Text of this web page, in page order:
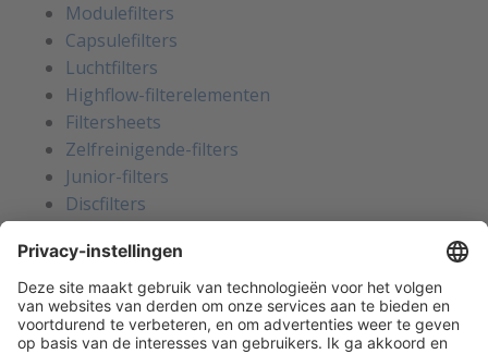
Modulefilters
Capsulefilters
Luchtfilters
Highflow-filterelementen
Filtersheets
Zelfreinigende-filters
Junior-filters
Discfilters
Filterhuizen
Filtratiesystemen
Meet- en analyseapparatuur
Accessoires